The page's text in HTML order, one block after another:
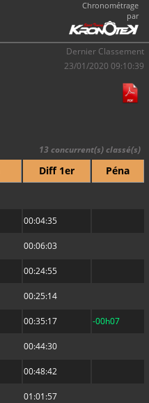
Chronométrage
par
Dernier Classement
23/01/2020 09:10:39
13 concurrent(s) classé(s)
Diff 1er Péna
00:04:35
00:06:03
00:24:55
00:25:14
00:35:17 -00h07
00:44:30
00:48:42
01:01:57